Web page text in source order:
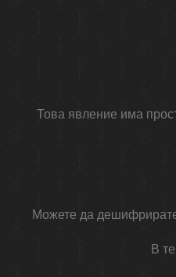
Това явление има
Можете да дешифрирате
В